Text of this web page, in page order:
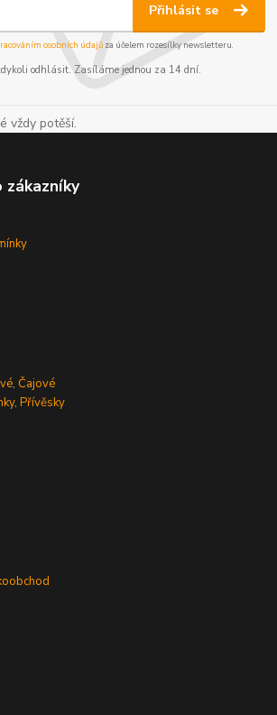
Přihlásit se
osobních údajůza účelem rozesílky newsletteru.
odhlásit. Zasíláme jednou za 14 dní.
vždy potěší.
,Čajové
,Přívěsky